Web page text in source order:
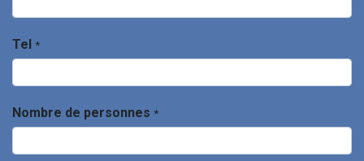
Tel *
Nombre de personnes *